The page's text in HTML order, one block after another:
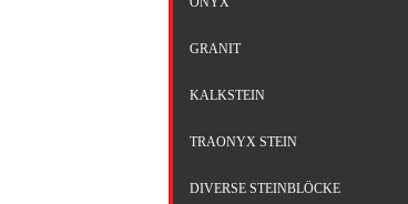
GRANIT
KALKSTEIN
TRAONYX STEIN
DIVERSE STEINBLÖCKE